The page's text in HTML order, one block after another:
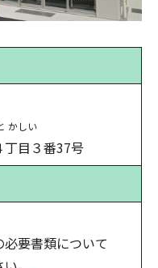
かしい
目３番37号
要書類について